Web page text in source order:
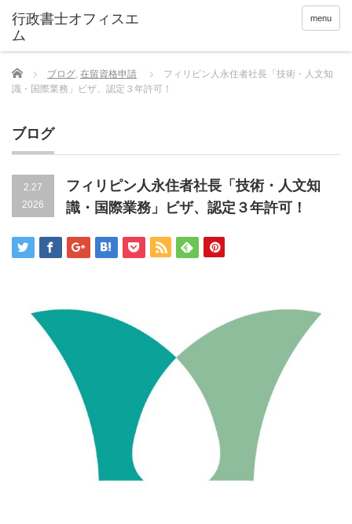
menu
Home ブログ, 在留資格申請
フィリピン人永住者社長「技術・人文知
識・国際業務」ビザ、認定３年許可！
ブログ
2.27
2026
フィリピン人永住者社長「技術・人文知
識・国際業務」ビザ、認定３年許可！